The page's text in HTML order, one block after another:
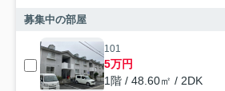
募集中の部屋
101
5万円
1階 / 48.60㎡ / 2DK